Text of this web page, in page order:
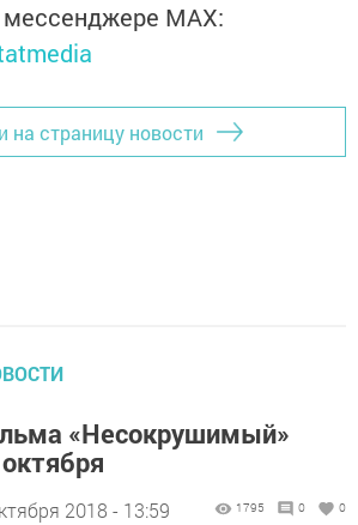
MАХ:
на страницу новости
«Несокрушимый»
2018 - 13:59 1795 0 0